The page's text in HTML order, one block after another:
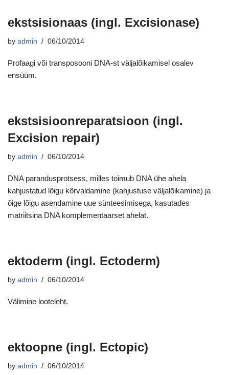
ekstsisionaas (ingl. Excisionase)
by admin 06/10/2014
Profaagi või transposooni DNA-st väljalõikamisel osalev
ensüüm.
ekstsisioonreparatsioon (ingl.
Excision repair)
by admin 06/10/2014
DNA parandusprotsess, milles toimub DNA ühe ahela
kahjustatud lõigu kõrvaldamine (kahjustuse väljalõikamine) ja
õige lõigu asendamine uue sünteesimisega, kasutades
matriitsina DNA komplementaarset ahelat.
ektoderm (ingl. Ectoderm)
by admin 06/10/2014
Välimine looteleht.
ektoopne (ingl. Ectopic)
by admin 06/10/2014